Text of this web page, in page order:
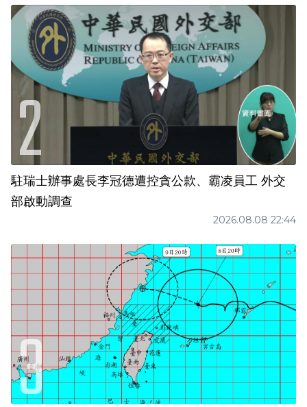
駐瑞士辦事處長李冠德遭控貪公款、霸凌員工 外交
部啟動調查
2026.08.08 22:44